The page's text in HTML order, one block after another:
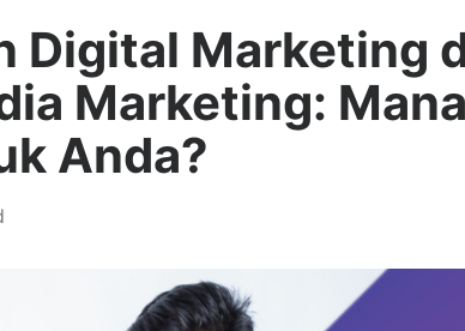
Digital Marketing
Marketing:
Anda?